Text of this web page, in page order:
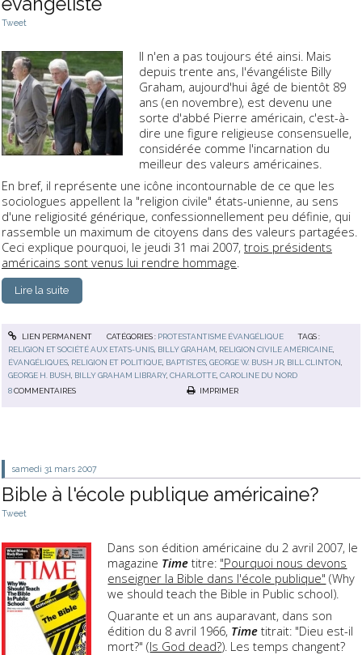
Tweet
Il n'en a pas toujours été ainsi. Mais
depuis trente ans, l'évangéliste Billy
Graham, aujourd'hui âgé de bientôt 89
ans (en novembre), est devenu une
sorte d'abbé Pierre américain, c'est-à-
dire une figure religieuse consensuelle,
considérée comme l'incarnation du
meilleur des valeurs américaines.
En bref, il représente une icône incontournable de ce que les
sociologues appellent la "religion civile" états-unienne, au sens
d'une religiosité générique, confessionnellement peu définie, qui
rassemble un maximum de citoyens dans des valeurs partagées.
Ceci explique pourquoi, le jeudi 31 mai 2007, trois présidents
américains sont venus lui rendre hommage.
Lire la suite
LIEN PERMANENT CATÉGORIES : PROTESTANTISME ÉVANGÉLIQUE
TAGS :
RELIGION ET SOCIÉTÉ AUX ETATS-UNIS, BILLY GRAHAM, RELIGION CIVILE AMÉRICAINE,
ÉVANGÉLIQUES, RELIGION ET POLITIQUE, BAPTISTES,GEORGE W. BUSH JR, BILL CLINTON,
GEORGE H. BUSH, BILLY GRAHAM LIBRARY,CHARLOTTE,CAROLINE DU NORD
8COMMENTAIRES IMPRIMER
samedi 31 mars 2007
Bible à l'école publique américaine?
Tweet
Dans son édition américaine du 2 avril 2007, le
magazine Time titre: "Pourquoi nous devons
enseigner la Bible dans l'école publique" (Why
we should teach the Bible in Public school).
Quarante et un ans auparavant, dans son
édition du 8 avril 1966, Time titrait: "Dieu est-il
mort?" (Is God dead?). Les temps changent?